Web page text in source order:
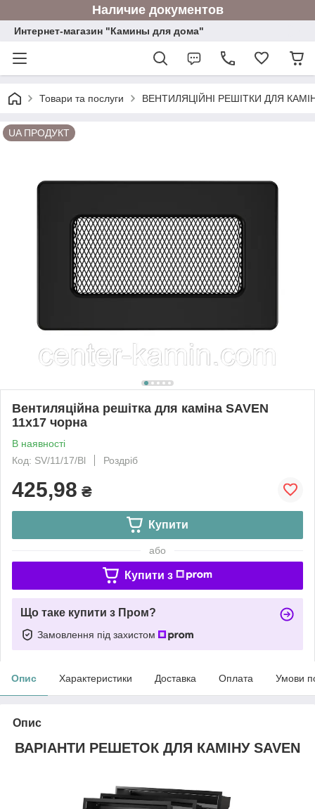
Наличие документов
Интернет-магазин "Камины для дома"
Товари та послуги ВЕНТИЛЯЦІЙНІ РЕШІТКИ ДЛЯ
UA ПРОДУКТ
Вентиляційна решітка для каміна SAVEN
11х17 чорна
В наявності
Код: SV/11/17/Bl
Роздріб
425,98 ₴
Купити
або
Купити з
Що таке купити з Пром?
Замовлення під захистом
Опис Характеристики Доставка Оплата Умови
Опис
ВАРІАНТИ РЕШЕТОК ДЛЯ КАМІНУ SAVEN